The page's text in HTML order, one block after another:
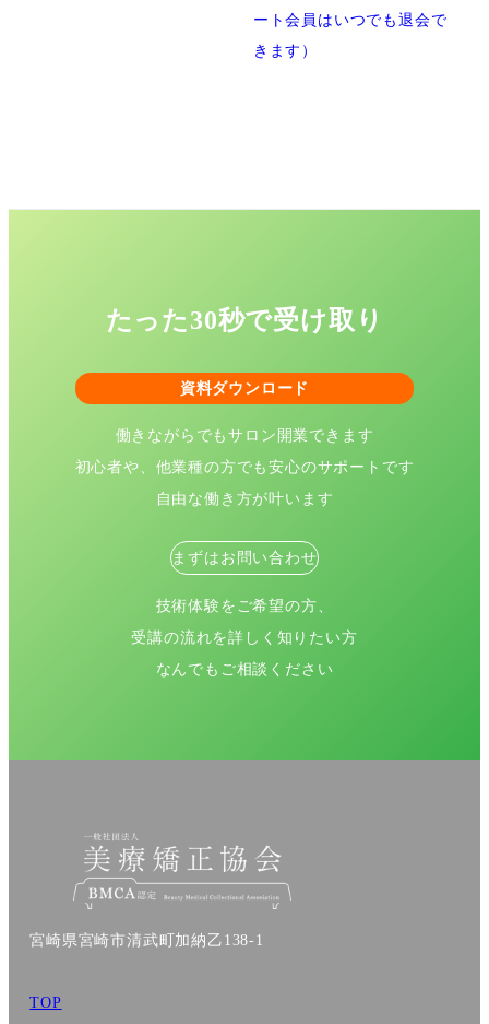
ート会員はいつでも退会で
きます）
たった30秒で受け取り
資料ダウンロード
働きながらでもサロン開業できます
初心者や、他業種の方でも安心のサポートです
自由な働き方が叶います
まずはお問い合わせ
技術体験をご希望の方、
受講の流れを詳しく知りたい方
なんでもご相談ください
宮崎県宮崎市清武町加納乙138-1
TOP